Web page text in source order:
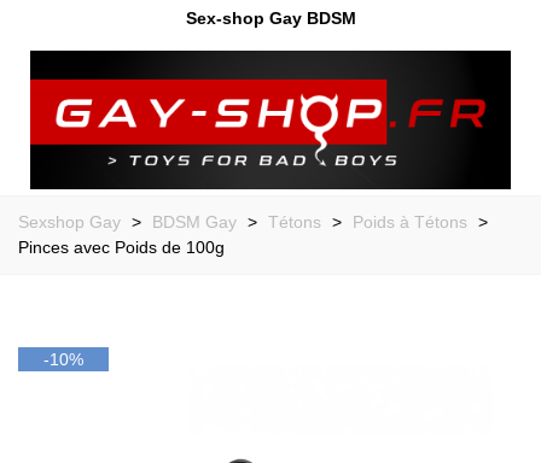
Sex-shop Gay BDSM
Sexshop Gay > BDSM Gay > Tétons > Poids à Tétons
>
Pinces avec Poids de 100g
-10%